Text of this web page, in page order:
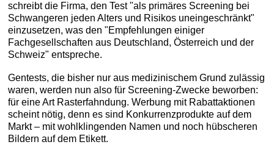
schreibt die Firma, den Test "als primäres Screening bei
Schwangeren jeden Alters und Risikos uneingeschränkt"
einzusetzen, was den "Empfehlungen einiger
Fachgesellschaften aus Deutschland, Österreich und der
Schweiz" entspreche.
Gentests, die bisher nur aus medizinischem Grund zulässig
waren, werden nun also für Screening-Zwecke beworben:
für eine Art Rasterfahndung. Werbung mit Rabattaktionen
scheint nötig, denn es sind Konkurrenzprodukte auf dem
Markt – mit wohlklingenden Namen und noch hübscheren
Bildern auf dem Etikett.